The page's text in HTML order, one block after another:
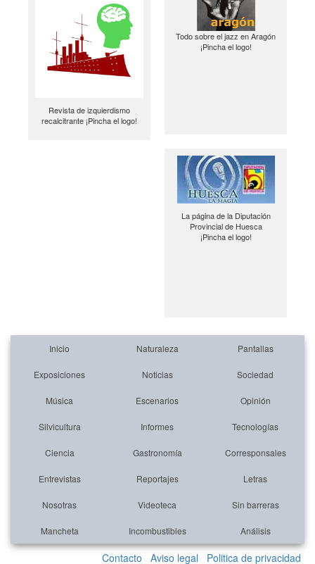
Revista de izquierdismo
recalcitrante ¡Pincha el logo!
Todo sobre el jazz en Aragón
¡Pincha el logo!
La página de la Diputación
Provincial de Huesca
¡Pincha el logo!
Inicio Naturaleza Pantallas
Exposiciones Noticias Sociedad
Música Escenarios Opinión
Silvicultura Informes Tecnologías
Ciencia Gastronomía Corresponsales
Entrevistas Reportajes Letras
Nosotras Videoteca Sin barreras
Mancheta Incombustibles Análisis
Contacto Aviso legal Politica de privacidad